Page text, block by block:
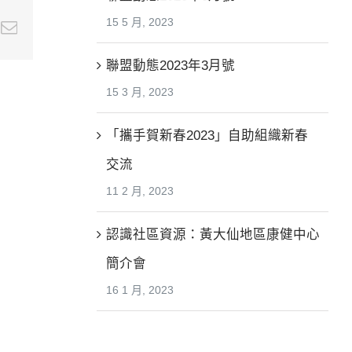
Email 15 5 月, 2023
聯盟動態2023年3月號
15 3 月, 2023
「攜手賀新春2023」自助組織新春
交流
11 2 月, 2023
認識社區資源：黃大仙地區康健中心
簡介會
16 1 月, 2023